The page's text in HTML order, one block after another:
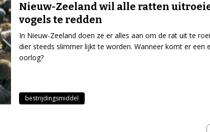
Nieuw-Zeeland wil alle ratten
vogels te redden
In Nieuw-Zeeland doen ze er alles aan om de rat uit te
dier steeds slimmer lijkt te worden. Wanneer komt er een
oorlog?
bestrijdingsmiddel